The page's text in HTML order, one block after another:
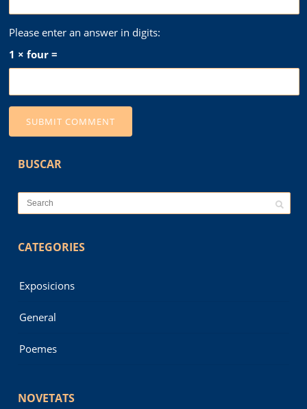
Please enter an answer in digits:
1 × four =
BUSCAR
CATEGORIES
Exposicions
General
Poemes
NOVETATS